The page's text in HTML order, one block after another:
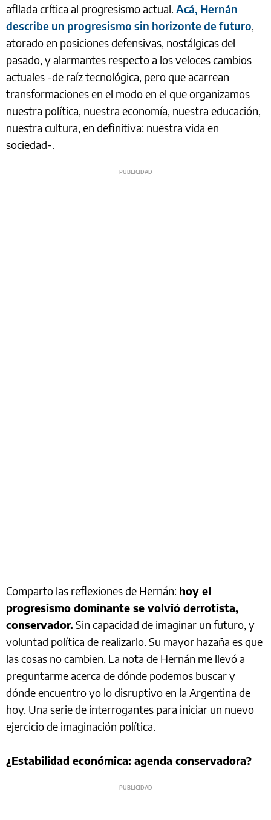
afilada crítica al progresismo actual. Acá, Hernán
describe un progresismo sin horizonte de futuro,
atorado en posiciones defensivas, nostálgicas del
pasado, y alarmantes respecto a los veloces cambios
actuales -de raíz tecnológica, pero que acarrean
transformaciones en el modo en el que organizamos
nuestra política, nuestra economía, nuestra educación,
nuestra cultura, en definitiva: nuestra vida en
sociedad-.
Comparto las reflexiones de Hernán: hoy el
progresismo dominante se volvió derrotista,
conservador.Sin capacidad de imaginar un futuro, y
voluntad política de realizarlo. Su mayor hazaña es que
las cosas no cambien. La nota de Hernán me llevó a
preguntarme acerca de dónde podemos buscar y
dónde encuentro yo lo disruptivo en la Argentina de
hoy. Una serie de interrogantes para iniciar un nuevo
ejercicio de imaginación política.
¿Estabilidad económica: agenda conservadora?